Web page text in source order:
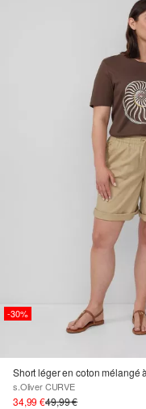
-30%
Short léger en coton mélangé
s.Oliver CURVE
34,99 €49,99 €